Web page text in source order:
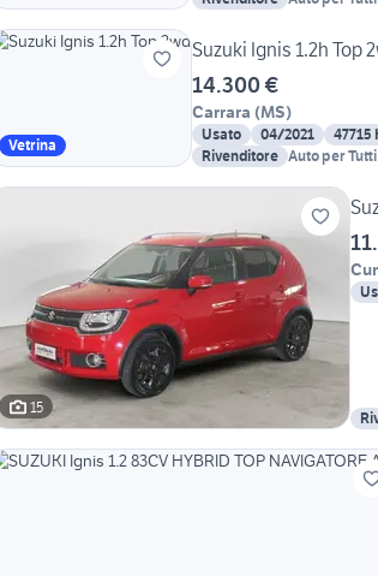
Vetrina
Suzuki Ignis 1.2h Top
14.300 €
Carrara (MS)
Usato 04/2021 47715
Rivenditore Auto per
15